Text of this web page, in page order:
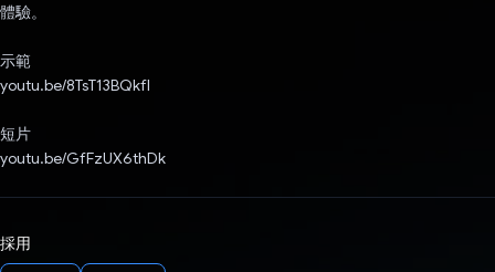
體驗。
示範
youtu.be/8TsT13BQkfI
短片
youtu.be/GfFzUX6thDk
採用